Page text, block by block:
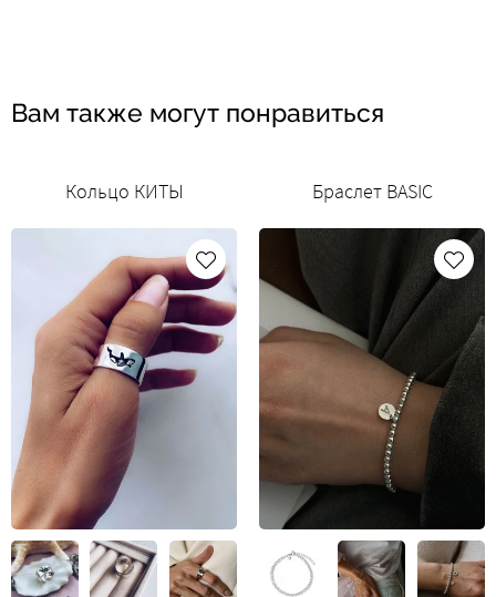
Вам также могут понравиться
Кольцо КИТЫ Браслет BASIC